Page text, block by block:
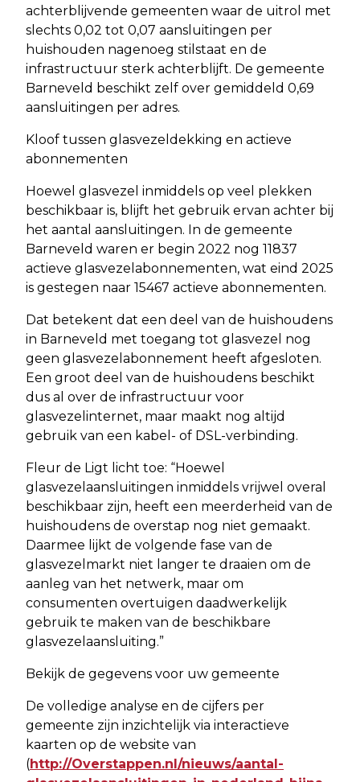
achterblijvende gemeenten waar de uitrol met
slechts 0,02 tot 0,07 aansluitingen per
huishouden nagenoeg stilstaat en de
infrastructuur sterk achterblijft. De gemeente
Barneveld beschikt zelf over gemiddeld 0,69
aansluitingen per adres.
Kloof tussen glasvezeldekking en actieve
abonnementen
Hoewel glasvezel inmiddels op veel plekken
beschikbaar is, blijft het gebruik ervan achter bij
het aantal aansluitingen. In de gemeente
Barneveld waren er begin 2022 nog 11837
actieve glasvezelabonnementen, wat eind 2025
is gestegen naar 15467 actieve abonnementen.
Dat betekent dat een deel van de huishoudens
in Barneveld met toegang tot glasvezel nog
geen glasvezelabonnement heeft afgesloten.
Een groot deel van de huishoudens beschikt
dus al over de infrastructuur voor
glasvezelinternet, maar maakt nog altijd
gebruik van een kabel- of DSL-verbinding.
Fleur de Ligt licht toe: “Hoewel
glasvezelaansluitingen inmiddels vrijwel overal
beschikbaar zijn, heeft een meerderheid van de
huishoudens de overstap nog niet gemaakt.
Daarmee lijkt de volgende fase van de
glasvezelmarkt niet langer te draaien om de
aanleg van het netwerk, maar om
consumenten overtuigen daadwerkelijk
gebruik te maken van de beschikbare
glasvezelaansluiting.”
Bekijk de gegevens voor uw gemeente
De volledige analyse en de cijfers per
gemeente zijn inzichtelijk via interactieve
kaarten op de website van
(http://Overstappen.nl/nieuws/aantal-